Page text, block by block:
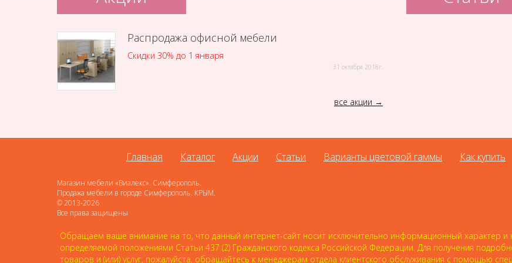
Распродажа офисной мебели
Скидки 30% до 1 января
31 октября 2018г.
все акции
Главная Каталог Акции Статьи Варианты цветовой гаммы Как купить
Магазин мебели «Виалекс». Симферополь.
Продажа мебели в городе Симферополь. КРЫМ.
© 2013-2026
Все права защищены
Обращаем ваше внимание на то, что данный интернет-сайт носит исключительно информационный характер и
определяемой положениями Статьи 437 (2) Гражданского кодекса Российской Федерации. Для получения
товаров и (или) услуг, пожалуйста, обращайтесь к менеджерам отдела клиентского обслуживания с помощью